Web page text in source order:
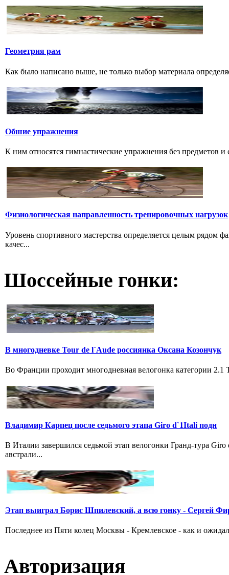
Геометрия рам
Как было написано выше, не только выбор материала
Обшие упражнения
К ним относятся гимнастические упражнения без предметов
Физиологическая направленность тренировочных нагрузок
Уровень спортивного мастерства определяется целым рядом
качес...
Шоссейные гонки:
В многодневке Tour de l`Aude россиянка Оксана Козончук
Во Франции проходит многодневная велогонка категории
Владимир Карпец после седьмого этапа Giro d`1Itali подн
В Италии завершился седьмой этап велогонки Гранд-тура
австрали...
Этап выиграл Борис Шпилевский, а всю гонку - Сергей
Последнее из Пяти колец Москвы - Кремлевское - как и
Авторизация